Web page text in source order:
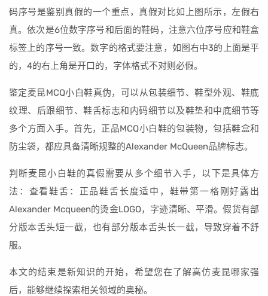
码序号是鉴别真假的一个重点，真假对比如上图所示，左假右
真。依次是6位数字序号和后面的鞋码，注意六位序号应和鞋盒
标签上的序号一致。数字的格式要注意，如图右中3的上面是平
的，4的右上角是开口的，字体格式不对则必假。
鉴定麦昆MCQ小白鞋真伪，可以从包装细节、鞋型外观、鞋底
纹理、后跟细节、鞋舌标志和内码细节以及鞋垫和中底细节等
多个方面入手。首先，正品MCQ小白鞋的包装物，包括鞋盒和
防尘袋，都应具备清晰规整的Alexander McQueen品牌标志。
判断麦昆小白鞋的真假需要从多个细节入手，以下是具体方
法：查看鞋舌：正品鞋舌长度适中，鞋带第一格刚好露出
Alexander Mcqueen的烫金LOGO，字迹清晰、平滑。假货有部
分版本舌头短一截，也有部分版本舌头长一截，导致穿着不舒
服。
本文的结束是新知识的开始，希望您在了解高仿麦昆哪家强
后，能够继续探索相关领域的奥秘。